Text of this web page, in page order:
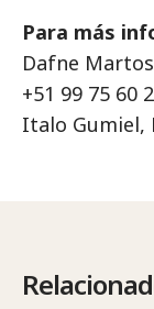
Para más
Dafne
+51 99 75 60
Italo Gumiel,